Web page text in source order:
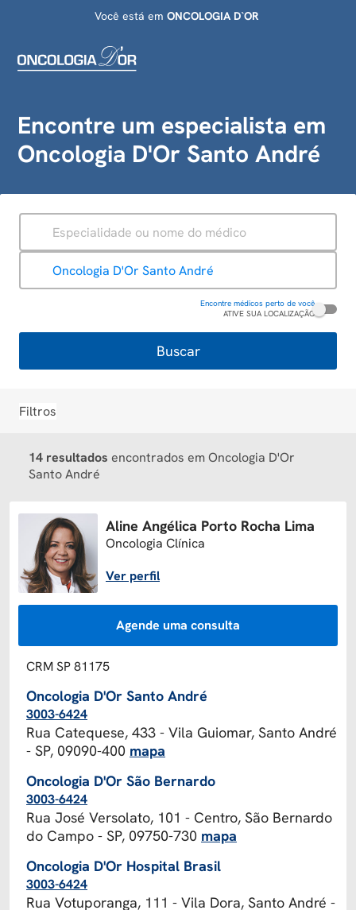
Você está em ONCOLOGIA D`OR
Encontre um especialista em
Oncologia D'Or Santo André
ESPECIALIDADE
UNIDADE
Oncologia D'Or Santo André
Encontre médicos perto de você
ATIVE SUA LOCALIZAÇÃO
Buscar
Filtros
14 resultados encontrados em Oncologia D'Or
Santo André
Aline Angélica Porto Rocha Lima
Oncologia Clínica
Ver perfil
Agende uma consulta
CRM SP 81175
Oncologia D'Or Santo André
3003-6424
Rua Catequese, 433 - Vila Guiomar, Santo André
- SP, 09090-400 mapa
Oncologia D'Or São Bernardo
3003-6424
Rua José Versolato, 101 - Centro, São Bernardo
do Campo - SP, 09750-730 mapa
Oncologia D'Or Hospital Brasil
3003-6424
Rua Votuporanga, 111 - Vila Dora, Santo André -